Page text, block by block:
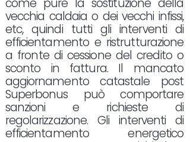
come pure la sostituzione della
vecchia caldaia o dei vecchi infissi,
etc, quindi tutti gli interventi di
efficientamento e ristrutturazione
a fronte di cessione del credito o
sconto in fattura. Il mancato
aggiornamento catastale post
Superbonus può comportare
sanzioni e richieste di
regolarizzazione. Gli interventi di
efficientamento energetico